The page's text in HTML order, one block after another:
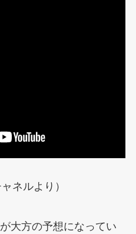
ネルより）
大方の予想になってい